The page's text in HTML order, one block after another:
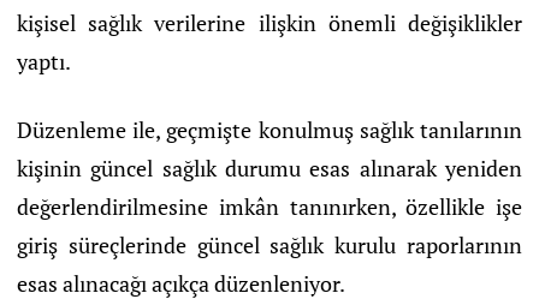
kişisel sağlık verilerine ilişkin önemli değişiklikler
yaptı.
Düzenleme ile, geçmişte konulmuş sağlık tanılarının
kişinin güncel sağlık durumu esas alınarak yeniden
değerlendirilmesine imkân tanınırken, özellikle işe
giriş süreçlerinde güncel sağlık kurulu raporlarının
esas alınacağı açıkça düzenleniyor.